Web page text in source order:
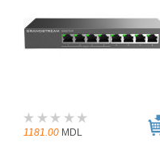
1181.00 MDL